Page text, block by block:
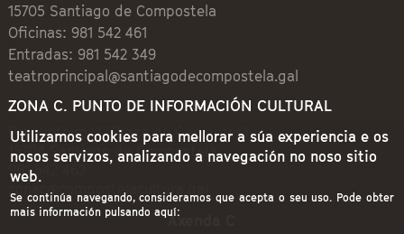
15705 Santiago de Compostela
Oficinas: 981 542 461
Entradas: 981 542 349
teatroprincipal@santiagodecompostela.gal
ZONA C. PUNTO DE INFORMACIÓN CULTURAL
Preguntoiro, 1 (Praza de Cervantes)
15704 Santiago de Compostela
981 542 462
zonac@compostelacultura.gal
Axenda C
Utilizamos cookies para mellorar a súa experiencia e os
nosos servizos, analizando a navegación no noso sitio
web.
Se continúa navegando, consideramos que acepta o seu uso. Pode obter
mais información pulsando aquí: